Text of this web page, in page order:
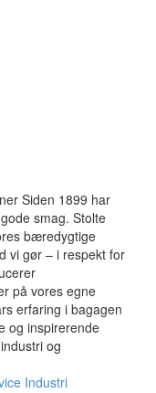
Siden 1899 har
smag. Stolte
bæredygtige
vi gør – i respekt for
på vores egne
erfaring i bagagen
og inspirerende
og
Industri